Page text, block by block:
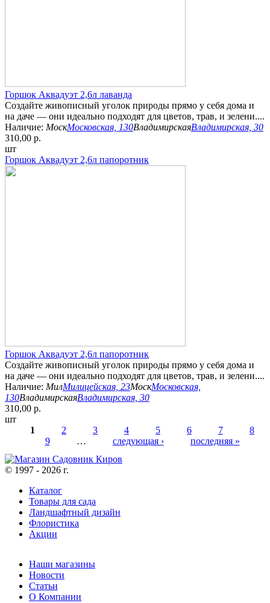
Горшок Аквадуэт 2,6л лаванда
Создайте живописный уголок природы прямо у себя дома и
на даче — они идеально подходят для цветов, трав, и зелени....
Наличие: МоскМосковская, 130ВладимирскаяВладимирская, 30
310,00 р.
шт
Горшок Аквадуэт 2,6л папоротник
Горшок Аквадуэт 2,6л папоротник
Создайте живописный уголок природы прямо у себя дома и
на даче — они идеально подходят для цветов, трав, и зелени....
Наличие: МилМилицейская, 23МоскМосковская,
130ВладимирскаяВладимирская, 30
310,00 р.
шт
Страницы
1 2 3 4 5 6 7
8
9
… следующая › последняя »
© 1997 - 2026 г.
Каталог
Товары для сада
Ландшафтный дизайн
Флористика
Акции
Наши магазины
Новости
Статьи
О Компании